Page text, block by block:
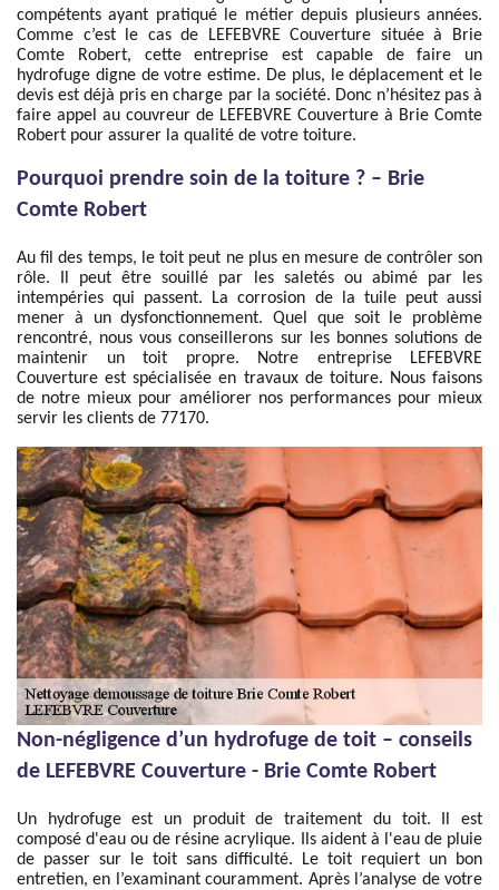
compétents ayant pratiqué le métier depuis plusieurs années.
Comme c’est le cas de LEFEBVRE Couverture située à Brie
Comte Robert, cette entreprise est capable de faire un
hydrofuge digne de votre estime. De plus, le déplacement et le
devis est déjà pris en charge par la société. Donc n’hésitez pas à
faire appel au couvreur de LEFEBVRE Couverture à Brie Comte
Robert pour assurer la qualité de votre toiture.
Pourquoi prendre soin de la toiture ? – Brie
Comte Robert
Au fil des temps, le toit peut ne plus en mesure de contrôler son
rôle. Il peut être souillé par les saletés ou abimé par les
intempéries qui passent. La corrosion de la tuile peut aussi
mener à un dysfonctionnement. Quel que soit le problème
rencontré, nous vous conseillerons sur les bonnes solutions de
maintenir un toit propre. Notre entreprise LEFEBVRE
Couverture est spécialisée en travaux de toiture. Nous faisons
de notre mieux pour améliorer nos performances pour mieux
servir les clients de 77170.
Non-négligence d’un hydrofuge de toit – conseils
de LEFEBVRE Couverture - Brie Comte Robert
Un hydrofuge est un produit de traitement du toit. Il est
composé d'eau ou de résine acrylique. Ils aident à l'eau de pluie
de passer sur le toit sans difficulté. Le toit requiert un bon
entretien, en l’examinant couramment. Après l’analyse de votre